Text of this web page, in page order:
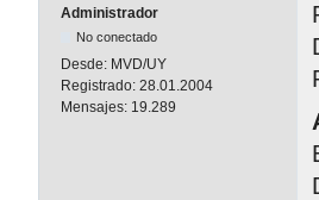
Administrador
No conectado
Desde: MVD/UY
Registrado: 28.01.2004
Mensajes: 19.289